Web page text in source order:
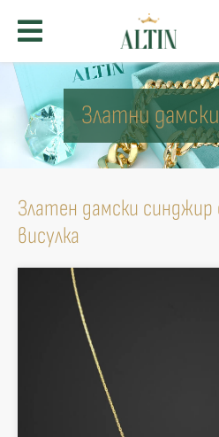
Златни
Златен дамски синджир
висулка